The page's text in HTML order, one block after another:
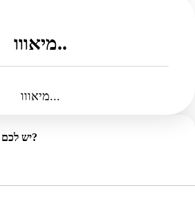
מיאווו..
מיאווו...
יש לכם שאלות? נתקלתם בבאג?